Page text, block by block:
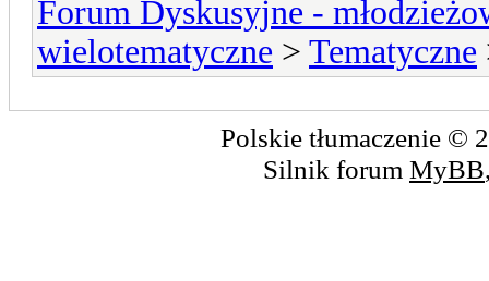
Forum Dyskusyjne -
wielotematyczne > Tematyczne
Polskie tłumaczenie ©
Silnik forum MyBB